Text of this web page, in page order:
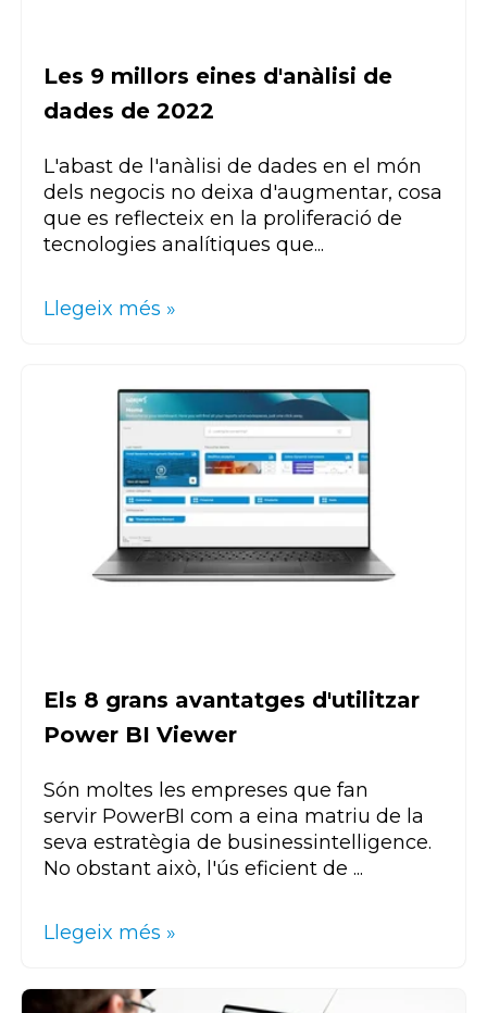
Les 9 millors eines d'anàlisi de
dades de 2022
L'abast de l'anàlisi de dades en el món
dels negocis no deixa d'augmentar, cosa
que es reflecteix en la proliferació de
tecnologies analítiques que...
Llegeix més »
Els 8 grans avantatges d'utilitzar
Power BI Viewer
Són moltes les empreses que fan
servir PowerBI com a eina matriu de la
seva estratègia de businessintelligence.
No obstant això, l'ús eficient de ...
Llegeix més »